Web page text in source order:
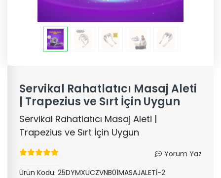
Servikal Rahatlatıcı Masaj Aleti
| Trapezius ve Sırt İçin Uygun
Servikal Rahatlatıcı Masaj Aleti |
Trapezius ve Sırt İçin Uygun
Yorum Yaz
Ürün Kodu: 25DYMXUCZVNB01MASAJALETİ-2